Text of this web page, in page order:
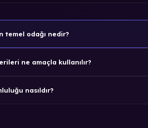
temel odağı nedir?
ne amaçla kullanılır?
nasıldır?